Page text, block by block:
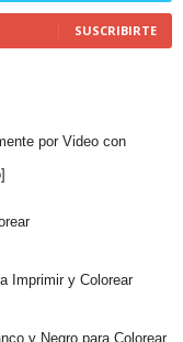
SUSCRIBIRTE
por Video con
Imprimir y Colorear
y Negro para Colorear